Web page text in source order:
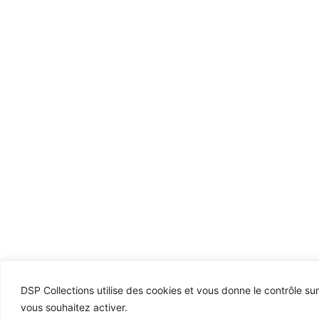
DSP Collections utilise des cookies et vous donne le contrôle
vous souhaitez activer.